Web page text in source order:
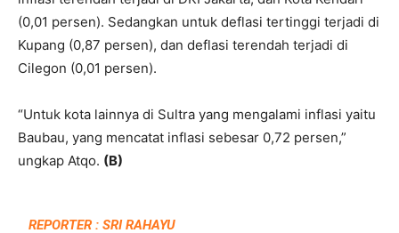
(0,01 persen). Sedangkan untuk deflasi tertinggi terjadi di
Kupang (0,87 persen), dan deflasi terendah terjadi di
Cilegon (0,01 persen).
“Untuk kota lainnya di Sultra yang mengalami inflasi yaitu
Baubau, yang mencatat inflasi sebesar 0,72 persen,”
ungkap Atqo. (B)
REPORTER : SRI RAHAYU